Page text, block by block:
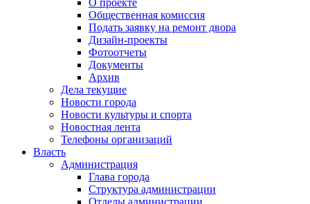
О проекте
Общественная комиссия
Подать заявку на ремонт двора
Дизайн-проекты
Фотоотчеты
Документы
Архив
Дела текущие
Новости города
Новости культуры и спорта
Новостная лента
Телефоны организаций
Власть
Администрация
Глава города
Структура администрации